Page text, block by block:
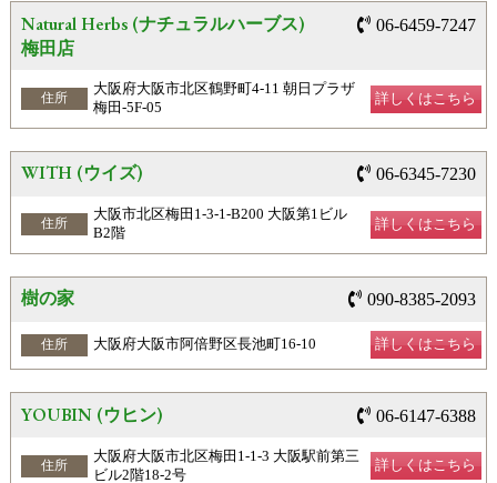
Natural Herbs (ナチュラルハーブス)
梅田店
06-6459-7247
住所
大阪府大阪市北区鶴野町4-11 朝日プラザ
梅田-5F-05
詳しくはこちら
WITH (ウイズ) 06-6345-7230
住所
大阪市北区梅田1-3-1-B200 大阪第1ビル
B2階
詳しくはこちら
樹の家 090-8385-2093
住所 大阪府大阪市阿倍野区長池町16-10 詳しくはこちら
YOUBIN (ウヒン) 06-6147-6388
住所
大阪府大阪市北区梅田1-1-3 大阪駅前第三
ビル2階18-2号
詳しくはこちら